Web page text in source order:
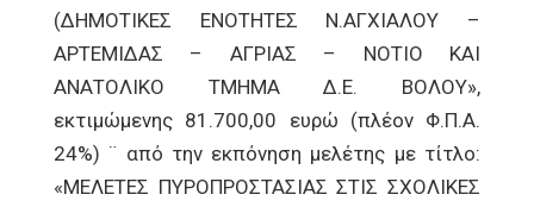
(ΔΗΜΟΤΙΚΕΣ ΕΝΟΤΗΤΕΣ Ν.ΑΓΧΙΑΛΟΥ –
ΑΡΤΕΜΙΔΑΣ – ΑΓΡΙΑΣ – ΝΟΤΙΟ ΚΑΙ
ΑΝΑΤΟΛΙΚΟ ΤΜΗΜΑ Δ.Ε. ΒΟΛΟΥ»,
εκτιμώμενης 81.700,00 ευρώ (πλέον Φ.Π.Α.
24%) ¨ από την εκπόνηση μελέτης με τίτλο:
«ΜΕΛΕΤΕΣ ΠΥΡΟΠΡΟΣΤΑΣΙΑΣ ΣΤΙΣ ΣΧΟΛΙΚΕΣ